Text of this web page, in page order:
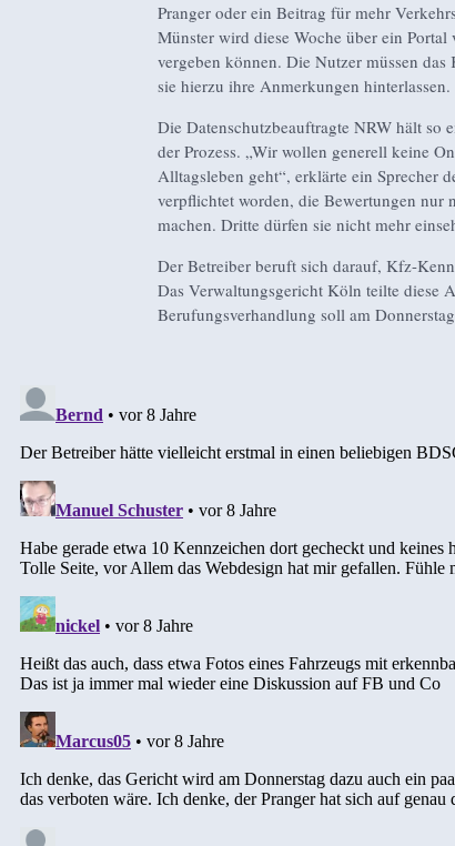
Pranger oder ein Beitrag für mehr
Münster wird diese Woche über ein
vergeben können. Die Nutzer müssen
sie hierzu ihre Anmerkungen hinterlassen.
Die Datenschutzbeauftragte NRW hält so
der Prozess. „Wir wollen generell keine
Alltagsleben geht“, erklärte ein Sprecher
verpflichtet worden, die Bewertungen nur
machen. Dritte dürfen sie nicht mehr
Der Betreiber beruft sich darauf, Kfz-
Das Verwaltungsgericht Köln teilte diese
Berufungsverhandlung soll am